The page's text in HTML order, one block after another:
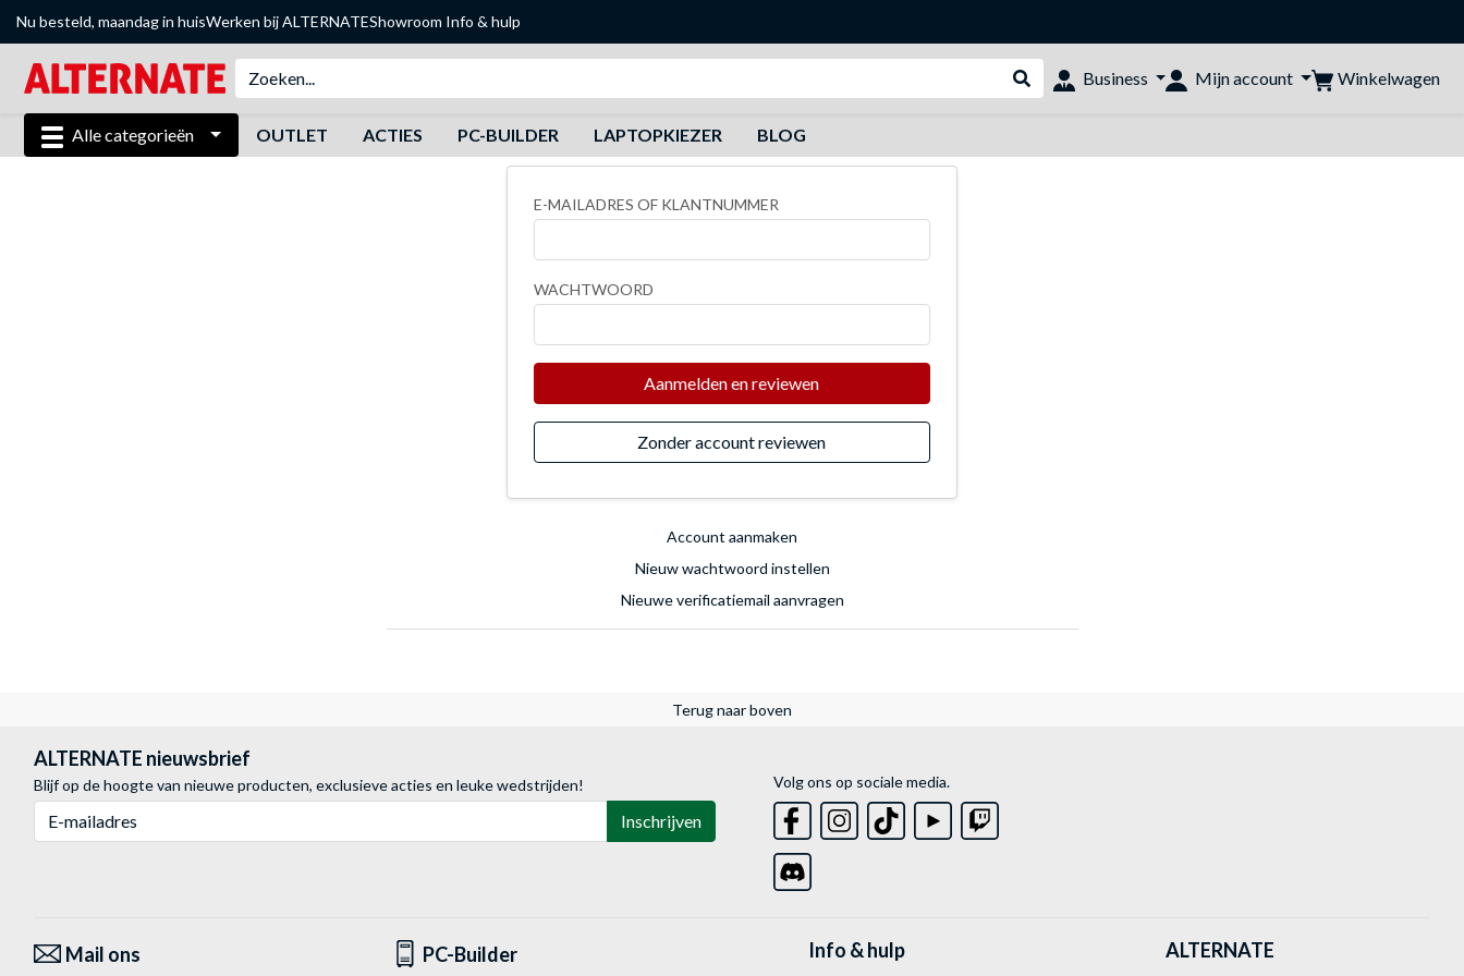
Nu besteld, maandag in huisWerken bij ALTERNATEShowroom Info & hulp
Webshop doorzoeken
Business Mijn account Winkelwagen
Alle categorieën OUTLET ACTIES PC-BUILDER LAPTOPKIEZER BLOG
E-MAILADRES OF KLANTNUMMER
WACHTWOORD
Aanmelden en reviewen
Zonder account reviewen
Account aanmaken
Nieuw wachtwoord instellen
Nieuwe verificatiemail aanvragen
Terug naar boven
ALTERNATE nieuwsbrief
Blijf op de hoogte van nieuwe producten, exclusieve acties en leuke wedstrijden!
Inschrijven
Volg ons op sociale media.
Mail ons PC-Builder Info & hulp ALTERNATE